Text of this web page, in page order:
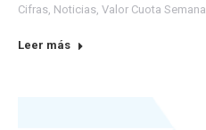
Cifras, Noticias, Valor Cuota Semanal
Leer más